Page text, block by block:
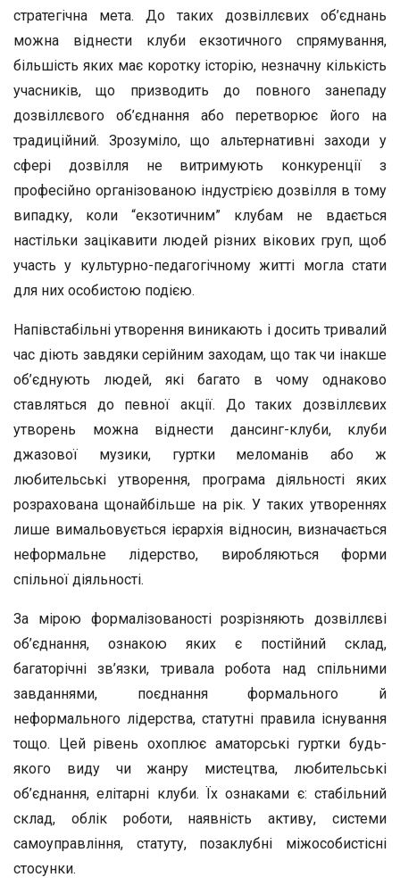
стратегічна мета. До таких дозвіллєвих об’єднань
можна віднести клуби екзотичного спрямування,
більшість яких має коротку історію, незначну кількість
учасників, що призводить до повного занепаду
дозвіллєвого об’єднання або перетворює його на
традиційний. Зрозуміло, що альтернативні заходи у
сфері дозвілля не витримують конкуренції з
професійно організованою індустрією дозвілля в тому
випадку, коли “екзотичним” клубам не вдається
настільки зацікавити людей різних вікових груп, щоб
участь у культурно-педагогічному житті могла стати
для них особистою подією.
Напівстабільні утворення виникають і досить тривалий
час діють завдяки серійним заходам, що так чи інакше
об’єднують людей, які багато в чому однаково
ставляться до певної акції. До таких дозвіллєвих
утворень можна віднести дансинг-клуби, клуби
джазової музики, гуртки меломанів або ж
любительські утворення, програма діяльності яких
розрахована щонайбільше на рік. У таких утвореннях
лише вимальовується ієрархія відносин, визначається
неформальне лідерство, виробляються форми
спільної діяльності.
За мірою формалізованості розрізняють дозвіллєві
об’єднання, ознакою яких є постійний склад,
багаторічні зв’язки, тривала робота над спільними
завданнями, поєднання формального й
неформального лідерства, статутні правила існування
тощо. Цей рівень охоплює аматорські гуртки будь-
якого виду чи жанру мистецтва, любительські
об’єднання, елітарні клуби. Їх ознаками є: стабільний
склад, облік роботи, наявність активу, системи
самоуправління, статуту, позаклубні міжособистісні
стосунки.